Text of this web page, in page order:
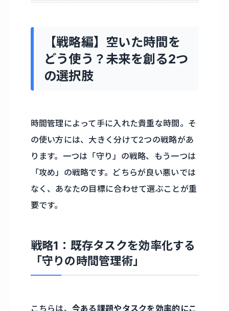
【戦略編】空いた時間を
どう使う？未来を創る2つ
の選択肢
時間管理によって手に入れた貴重な時間。そ
の使い方には、大きく分けて2つの戦略があ
ります。一つは「守り」の戦略、もう一つは
「攻め」の戦略です。どちらが良い悪いでは
なく、あなたの目標に合わせて選ぶことが重
要です。
戦略1：既存タスクを効率化する
「守りの時間管理術」
こちらは、 今ある課題やタスクを効率的にこ